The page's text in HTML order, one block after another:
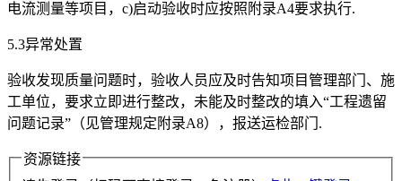
电流测量等项目，c)启动验收时应按照附录A4要求执行.
5.3异常处置
验收发现质量问题时，验收人员应及时告知项目管理部门、施
工单位，要求立即进行整改，未能及时整改的填入“工程遗留
问题记录”（见管理规定附录A8），报送运检部门.
资源链接